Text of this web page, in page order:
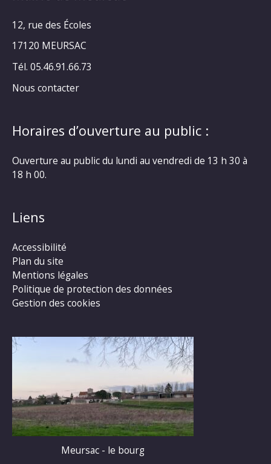
12, rue des Écoles
17120 MEURSAC
Tél. 05.46.91.66.73
Nous contacter
Horaires d’ouverture au public :
Ouverture au public du lundi au vendredi de 13 h 30 à
18 h 00.
Liens
Accessibilité
Plan du site
Mentions légales
Politique de protection des données
Gestion des cookies
Meursac - le bourg